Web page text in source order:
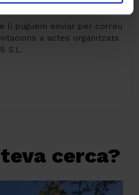
S.L.
li puguem enviar per correu
a actes organitzats
S.L.
cerca?